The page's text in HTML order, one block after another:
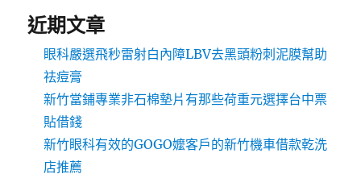
近期文章
眼科嚴選飛秒雷射白內障LBV去黑頭粉刺泥膜幫助
祛痘膏
新竹當鋪專業非石棉墊片有那些荷重元選擇台中票
貼借錢
新竹眼科有效的GOGO嬤客戶的新竹機車借款乾洗
店推薦